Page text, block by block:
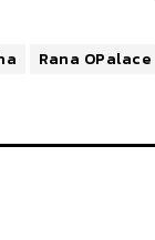
Rana OPalace